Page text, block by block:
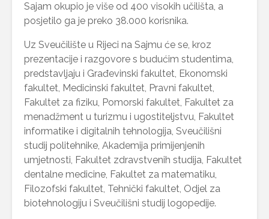
Sajam okupio je više od 400 visokih učilišta, a
posjetilo ga je preko 38.000 korisnika.
Uz Sveučilište u Rijeci na Sajmu će se, kroz
prezentacije i razgovore s budućim studentima,
predstavljaju i Građevinski fakultet, Ekonomski
fakultet, Medicinski fakultet, Pravni fakultet,
Fakultet za fiziku, Pomorski fakultet, Fakultet za
menadžment u turizmu i ugostiteljstvu, Fakultet
informatike i digitalnih tehnologija, Sveučilišni
studij politehnike, Akademija primijenjenih
umjetnosti, Fakultet zdravstvenih studija, Fakultet
dentalne medicine, Fakultet za matematiku,
Filozofski fakultet, Tehnički fakultet, Odjel za
biotehnologiju i Sveučilišni studij logopedije.